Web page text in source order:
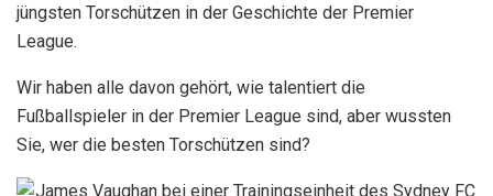
jüngsten Torschützen in der Geschichte der Premier
League.
Wir haben alle davon gehört, wie talentiert die
Fußballspieler in der Premier League sind, aber wussten
Sie, wer die besten Torschützen sind?